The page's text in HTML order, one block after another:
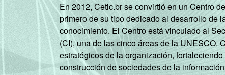
En 2012, Cetic.br se convirtió en un Centro
primero de su tipo dedicado al desarrollo de
conocimiento. El Centro está vinculado al
(CI), una de las cinco áreas de la UNESCO.
estratégicos de la organización,
construcción de sociedades de la